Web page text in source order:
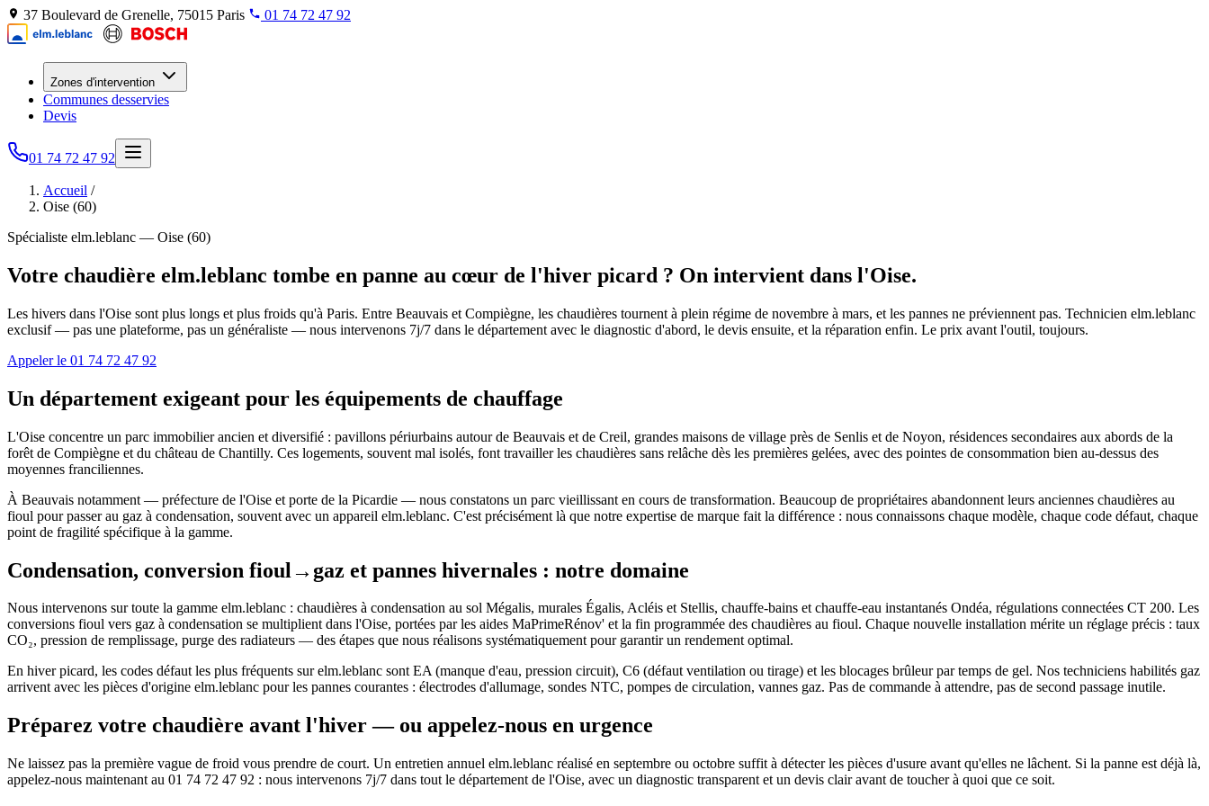
37 Boulevard de Grenelle, 75015 Paris 01 74 72 47 92
Zones d'intervention
Communes desservies
Devis
01 74 72 47 92
Accueil /
Oise (60)
Spécialiste elm.leblanc — Oise (60)
Votre chaudière elm.leblanc tombe en panne au cœur de l'hiver picard ? On intervient dans l'Oise.
Les hivers dans l'Oise sont plus longs et plus froids qu'à Paris. Entre Beauvais et Compiègne, les chaudières tournent à plein régime de novembre à mars, et les pannes ne préviennent pas. Technicien elm.leblanc
exclusif — pas une plateforme, pas un généraliste — nous intervenons 7j/7 dans le département avec le diagnostic d'abord, le devis ensuite, et la réparation enfin. Le prix avant l'outil, toujours.
Appeler le 01 74 72 47 92
Un département exigeant pour les équipements de chauffage
L'Oise concentre un parc immobilier ancien et diversifié : pavillons périurbains autour de Beauvais et de Creil, grandes maisons de village près de Senlis et de Noyon, résidences secondaires aux abords de la
forêt de Compiègne et du château de Chantilly. Ces logements, souvent mal isolés, font travailler les chaudières sans relâche dès les premières gelées, avec des pointes de consommation bien au-dessus des
moyennes franciliennes.
À Beauvais notamment — préfecture de l'Oise et porte de la Picardie — nous constatons un parc vieillissant en cours de transformation. Beaucoup de propriétaires abandonnent leurs anciennes chaudières au
fioul pour passer au gaz à condensation, souvent avec un appareil elm.leblanc. C'est précisément là que notre expertise de marque fait la différence : nous connaissons chaque modèle, chaque code défaut, chaque
point de fragilité spécifique à la gamme.
Condensation, conversion fioul→gaz et pannes hivernales : notre domaine
Nous intervenons sur toute la gamme elm.leblanc : chaudières à condensation au sol Mégalis, murales Égalis, Acléis et Stellis, chauffe-bains et chauffe-eau instantanés Ondéa, régulations connectées CT 200. Les
conversions fioul vers gaz à condensation se multiplient dans l'Oise, portées par les aides MaPrimeRénov' et la fin programmée des chaudières au fioul. Chaque nouvelle installation mérite un réglage précis : taux
CO₂, pression de remplissage, purge des radiateurs — des étapes que nous réalisons systématiquement pour garantir un rendement optimal.
En hiver picard, les codes défaut les plus fréquents sur elm.leblanc sont EA (manque d'eau, pression circuit), C6 (défaut ventilation ou tirage) et les blocages brûleur par temps de gel. Nos techniciens habilités gaz
arrivent avec les pièces d'origine elm.leblanc pour les pannes courantes : électrodes d'allumage, sondes NTC, pompes de circulation, vannes gaz. Pas de commande à attendre, pas de second passage inutile.
Préparez votre chaudière avant l'hiver — ou appelez-nous en urgence
Ne laissez pas la première vague de froid vous prendre de court. Un entretien annuel elm.leblanc réalisé en septembre ou octobre suffit à détecter les pièces d'usure avant qu'elles ne lâchent. Si la panne est déjà là,
appelez-nous maintenant au 01 74 72 47 92 : nous intervenons 7j/7 dans tout le département de l'Oise, avec un diagnostic transparent et un devis clair avant de toucher à quoi que ce soit.